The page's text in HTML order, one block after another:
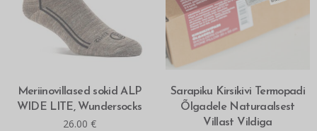
MITMEID VALIKUID
Meriinovillased sokid ALP
WIDE LITE, Wundersocks
26.00 €
MITMEID VALIKUID
Sarapiku Kirsikivi Termopadi
Õlgadele Naturaalsest
Villast Vildiga